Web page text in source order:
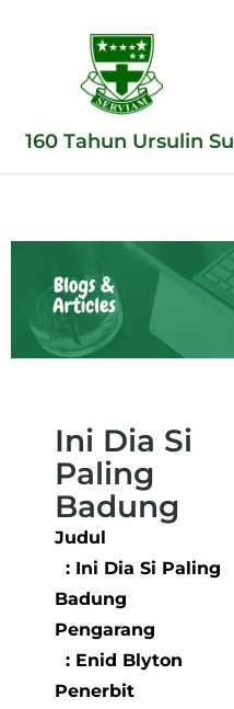
160 Tahun Ursulin
Ini Dia Si
Paling
Badung
Judul
: Ini Dia Si Paling
Badung
Pengarang
: Enid Blyton
Penerbit